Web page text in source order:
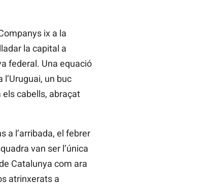
ix a la
la capital a
federal. Una equació
un buc
cabells, abraçat
a l’arribada, el febrer
van ser l’única
Catalunya com ara
atrinxerats a